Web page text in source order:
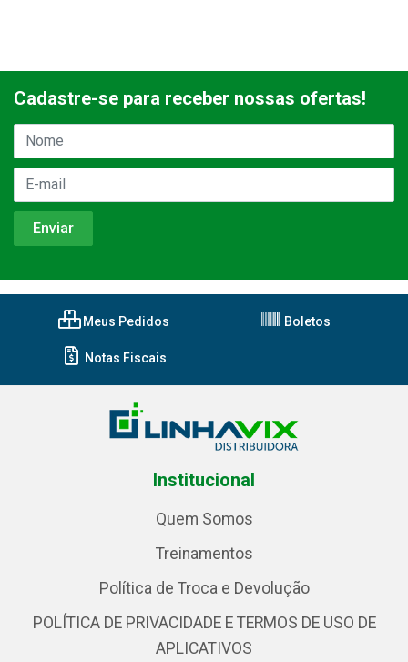
Cadastre-se para receber nossas ofertas!
Meus Pedidos Boletos
Notas Fiscais
Institucional
Quem Somos
Treinamentos
Política de Troca e Devolução
POLÍTICA DE PRIVACIDADE E TERMOS DE USO DE
APLICATIVOS